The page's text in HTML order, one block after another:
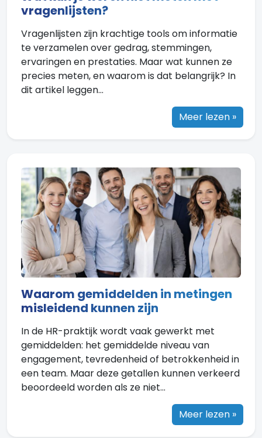
vragenlijsten?
Vragenlijsten zijn krachtige tools om informatie
te verzamelen over gedrag, stemmingen,
ervaringen en prestaties. Maar wat kunnen ze
precies meten, en waarom is dat belangrijk? In
dit artikel leggen...
Meer lezen »
Waarom gemiddelden in metingen
misleidend kunnen zijn
In de HR-praktijk wordt vaak gewerkt met
gemiddelden: het gemiddelde niveau van
engagement, tevredenheid of betrokkenheid in
een team. Maar deze getallen kunnen verkeerd
beoordeeld worden als ze niet...
Meer lezen »